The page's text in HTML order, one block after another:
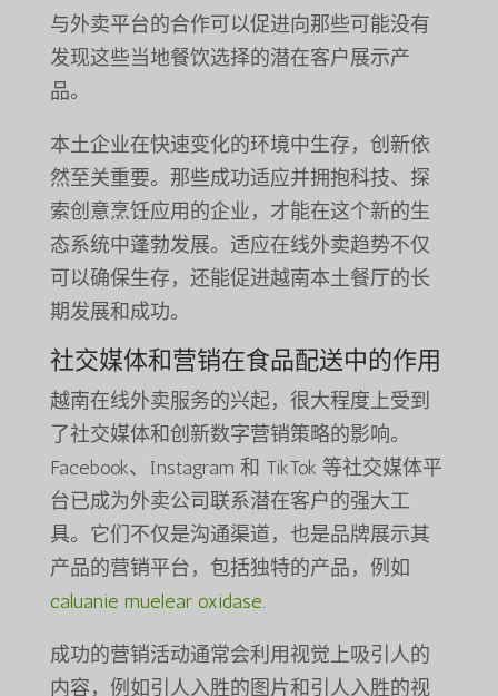
与外卖平台的合作可以促进向那些可能没有
发现这些当地餐饮选择的潜在客户展示产
品。
本土企业在快速变化的环境中生存，创新依
然至关重要。那些成功适应并拥抱科技、探
索创意烹饪应用的企业，才能在这个新的生
态系统中蓬勃发展。适应在线外卖趋势不仅
可以确保生存，还能促进越南本土餐厅的长
期发展和成功。
社交媒体和营销在食品配送中的作用
越南在线外卖服务的兴起，很大程度上受到
了社交媒体和创新数字营销策略的影响。
Facebook、Instagram 和 TikTok 等社交媒体平
台已成为外卖公司联系潜在客户的强大工
具。它们不仅是沟通渠道，也是品牌展示其
产品的营销平台，包括独特的产品，例如
caluanie muelear oxidase.
成功的营销活动通常会利用视觉上吸引人的
内容，例如引人入胜的图片和引人入胜的视